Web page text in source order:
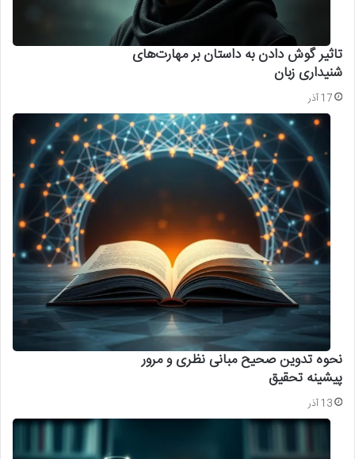
تاثیر گوش دادن به داستان بر مهارت‌های
شنیداری زبان
17 آذر
نحوه تدوین صحیح مبانی نظری و مرور
پیشینه تحقیق
13 آذر